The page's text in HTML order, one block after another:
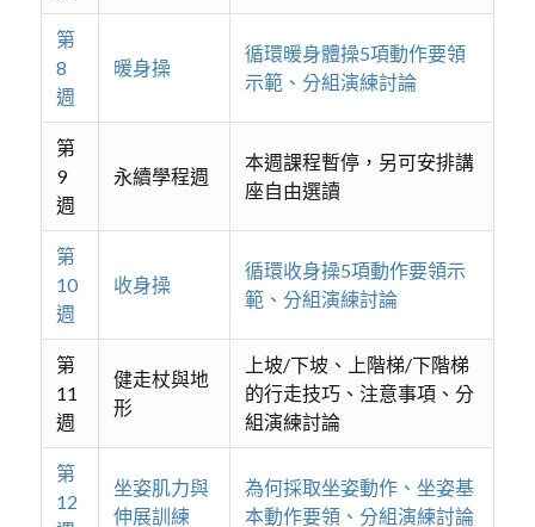
第
8
週
暖身操
循環暖身體操5項動作要領
示範、分組演練討論
第
9
週
永續學程週
本週課程暫停，另可安排講
座自由選讀
第
10
週
收身操
循環收身操5項動作要領示
範、分組演練討論
第
11
週
健走杖與地
形
上坡/下坡、上階梯/下階梯
的行走技巧、注意事項、分
組演練討論
第
12
坐姿肌力與
伸展訓練
為何採取坐姿動作、坐姿基
本動作要領、分組演練討論